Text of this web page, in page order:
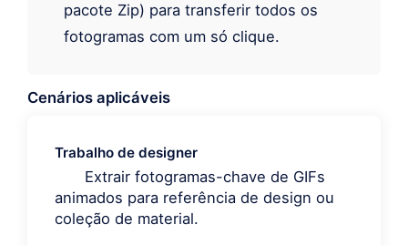
pacote Zip) para transferir todos os
fotogramas com um só clique.
Cenários aplicáveis
Trabalho de designer
Extrair fotogramas-chave de GIFs
animados para referência de design ou
coleção de material.